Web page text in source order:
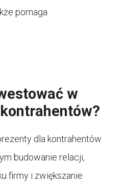
pomaga
w
dla kontrahentów
budowanie relacji,
firmy i zwiększanie